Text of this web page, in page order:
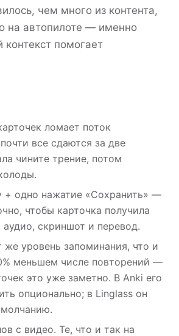
чем много из контента,
на автопилоте — именно
помогает
ломает поток
все сдаются за две
чините трение, потом
+ одно нажатие «Сохранить» —
чтобы карточка получила
скриншот и перевод.
же уровень запоминания, что и
меньшем числе повторений —
это уже заметно. В Anki его
опционально; в Linglass он
с видео. Те, что и так на